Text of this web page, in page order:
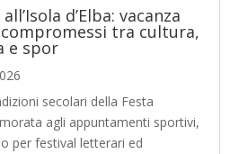
d’Elba: vacanza
compromessi tra cultura,
e spor
secolari della Festa
agli appuntamenti sportivi,
per festival letterari ed